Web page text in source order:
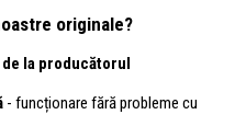
originale?
la producătorul
- funcționare fără probleme cu